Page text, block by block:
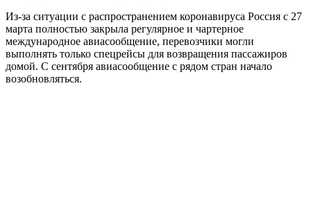
Из-за ситуации с распространением коронавируса Россия с 27
марта полностью закрыла регулярное и чартерное
международное авиасообщение, перевозчики могли
выполнять только спецрейсы для возвращения пассажиров
домой. С сентября авиасообщение с рядом стран начало
возобновляться.